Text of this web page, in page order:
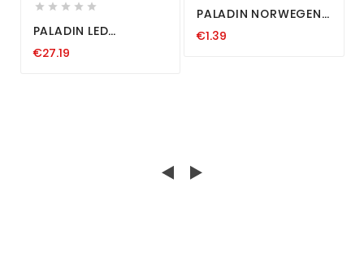
    
PALADIN LED
BISSANZEIGE POSE
€27.19
PALADIN NORWEGEN
SALZWASSER ANGEL
€1.39